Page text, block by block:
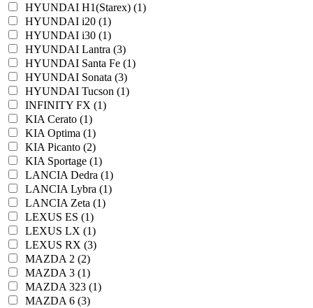
HYUNDAI H1(Starex) (1)
HYUNDAI i20 (1)
HYUNDAI i30 (1)
HYUNDAI Lantra (3)
HYUNDAI Santa Fe (1)
HYUNDAI Sonata (3)
HYUNDAI Tucson (1)
INFINITY FX (1)
KIA Cerato (1)
KIA Optima (1)
KIA Picanto (2)
KIA Sportage (1)
LANCIA Dedra (1)
LANCIA Lybra (1)
LANCIA Zeta (1)
LEXUS ES (1)
LEXUS LX (1)
LEXUS RX (3)
MAZDA 2 (2)
MAZDA 3 (1)
MAZDA 323 (1)
MAZDA 6 (3)